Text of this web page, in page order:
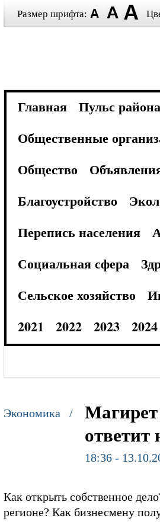
Размер шрифта:
Главная Пульс района
Общественные
Общество
Благоустройство
Перепись населения
Социальная сфера
Сельское хозяйство
2021
2022 2023 2024
Экономика /
ответит
18:36 -
Как открыть собственное
регионе? Как бизнесмену